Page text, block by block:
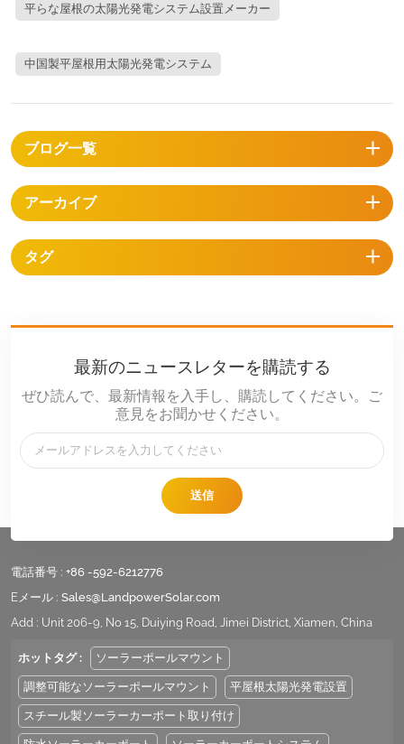
系的に重点を置くことにより実現します。平らな屋根に太陽光パネルを
も最も急速に成長している用途セグメントであり、これは商業ビル建設
のトレンドと企業のサステナビリティへの取り組みの高まりに牽引され
ビリティ目標の達成を模索する中で、商業ビル向けアプリケーションが
大きな成長ドライバーとなることが期待されています。陸屋根の設置
は、従来の傾斜屋根の設置よりも技術的に複雑であり、構造、環境、設
置上の特有の課題に対処するための専門的なエンジニアリングアプロー
屋根への貫通を最小限に抑えたいと考える大規模な商業プロジェクトで
よく採用されています。技術革新が市場の成長を牽引現代の陸屋根架台
ら市場をリードしています。これらのシステムは、建物構造への負荷を
軽減しながら長寿命を確保するため、特に屋上への設置に適していま
す。 バラスト架台技術はますます高度化し、建物の保証を維持しながら
信頼性の高い構造性能を提供する非貫通設置が可能になりました。非貫
通バラスト陸屋根用太陽光発電架台システムは、地上設置型太陽光発電
架台システムとしても容易に使用できます。標準システムは、ASCE 7-
05に基づく風圧定格120 MPH（時速約120マイル）に対応しており、最
大150 MPH（時速約240マイル）の風圧にも対応できるよう設計可能で
対応します。これらのシステムは、さまざまなパネルの向きや傾斜角度
に対応しながら、さまざまな環境条件下でも構造性能を維持します。 ラ
ンドパワーの製造における卓越性と技術的リーダーシップこのダイナミ
グローバル市場に成功できるかは、製造能力と技術的専門知識によって
決まります。ランドパワーソーラーは、優れたサプライヤーとして卓越
するために必要な包括的な能力を体系的に開発してきました。 最高の平
屋根用太陽光発電システム設置業者 製造インフラとエンジニアリングの
平らな屋根の太陽光発電システム設置メーカー
中国製平屋根用太陽光発電システム
ブログ一覧
アーカイブ
タグ
最新のニュースレターを購読する
ぜひ読んで、最新情報を入手し、購読してください。ご
意見をお聞かせください。
送信
電話番号 : +86 -592-6212776
Eメール : Sales@LandpowerSolar.com
Add : Unit 206-9, No 15, Duiying Road, Jimei District, Xiamen, China
ホットタグ : ソーラーポールマウント
調整可能なソーラーポールマウント 平屋根太陽光発電設置
スチール製ソーラーカーポート取り付け